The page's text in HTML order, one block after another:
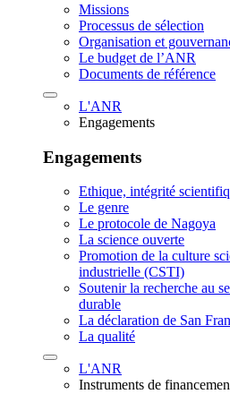
Missions
Processus de sélection
Organisation et
Le budget de l’ANR
Documents de référence
L'ANR
Engagements
Engagements
Ethique, intégrité
Le genre
Le protocole de Nagoya
La science ouverte
Promotion de la culture
industrielle (CSTI)
Soutenir la recherche au
durable
La déclaration de San
La qualité
L'ANR
Instruments de